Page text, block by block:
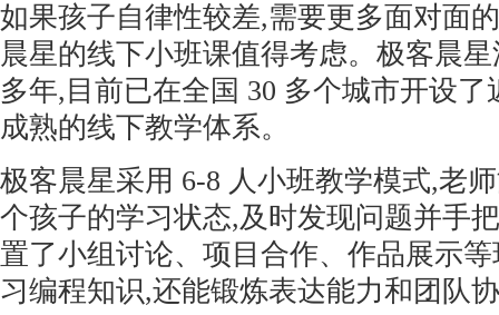
如果孩子自律性较差,需要更多面对面
晨星的线下小班课值得考虑。极客晨
多年,目前已在全国 30 多个城市开设了
成熟的线下教学体系。
极客晨星采用 6-8 人小班教学模式,老
个孩子的学习状态,及时发现问题并手
置了小组讨论、项目合作、作品展示
习编程知识,还能锻炼表达能力和团队